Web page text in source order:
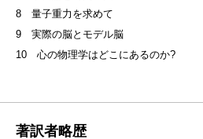
8 量子重力を求めて
9 実際の脳とモデル脳
10 心の物理学はどこにあるのか?
著訳者略歴